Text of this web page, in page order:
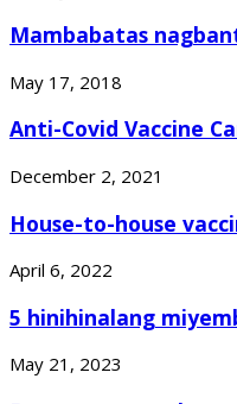
Mambabatas
May 17, 2018
Anti-Covid Vaccine
December 2, 2021
House-to-house
April 6, 2022
5 hinihinalang
May 21, 2023